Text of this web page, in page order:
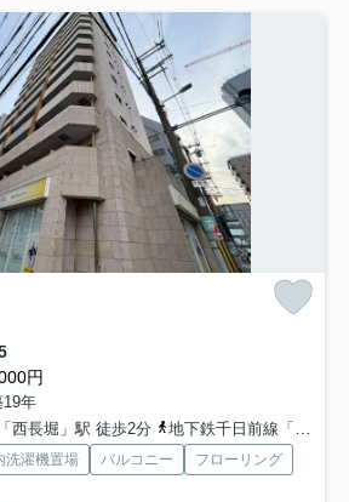
円
年
西長堀」駅 徒歩2分
地下鉄千日前線「桜川」駅 徒歩8分
洗濯機置場 バルコニー
フローリング